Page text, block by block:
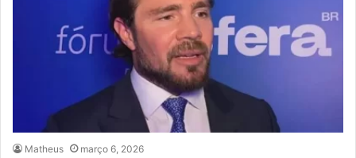
Matheus março 6, 2026